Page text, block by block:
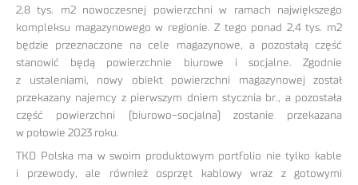
2,8 tys. m2 nowoczesnej powierzchni w ramach największego
kompleksu magazynowego w regionie. Z tego ponad 2,4 tys. m2
będzie przeznaczone na cele magazynowe, a pozostałą część
stanowić będą powierzchnie biurowe i socjalne. Zgodnie
z ustaleniami, nowy obiekt powierzchni magazynowej został
przekazany najemcy z pierwszym dniem stycznia br., a pozostała
część powierzchni (biurowo-socjalna) zostanie przekazana
w połowie 2023 roku.
TKD Polska ma w swoim produktowym portfolio nie tylko kable
i przewody, ale również osprzęt kablowy wraz z gotowymi